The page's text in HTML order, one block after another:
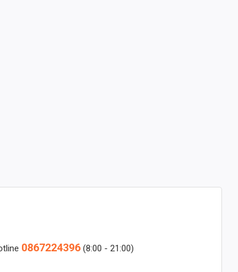
0867224396 (8:00 - 21:00)